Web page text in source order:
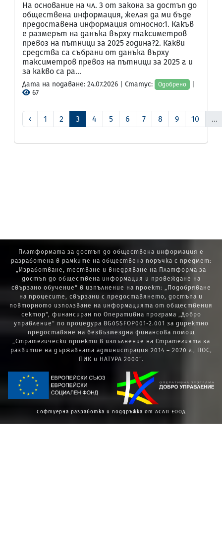
На основание на чл. 3 от закона за достъп до
обществена информация, желая да ми бъде
предоставена информация относно:1. Какъв
е размерът на данъка върху таксиметров
превоз на пътници за 2025 година?2. Какви
средства са събрани от данъка върху
таксиметров превоз на пътници за 2025 г. и
за какво са ра...
Дата на подаване: 24.07.2026 | Статус: Одобрено
67
‹ 1 2 3 4 5 6 7 8 9 10 ...
Платформата за достъп до обществена информация е
разработена в рамките на обществена поръчка с предмет:
„Изработване, тестване и внедряване на Платформа за
достъп до обществена информация и провеждане на
свързано обучение“ в изпълнение на проект: „Подобряване
на процесите, свързани с предоставянето, достъпа и
повторното използване на информацията от обществения
сектор“, финансиран по Оперативна програма „Добро
управление“ по процедура BG05SFOP001-2.001 за директно
предоставяне на безвъзмездна финансова помощ
„Стратегически проекти в изпълнение на Стратегията за
развитие на държавната администрация 2014 – 2020 г., ПОС,
ПИК и НАТУРА 2000“.
Софтуерна разработка и поддръжка от АСАП ЕООД